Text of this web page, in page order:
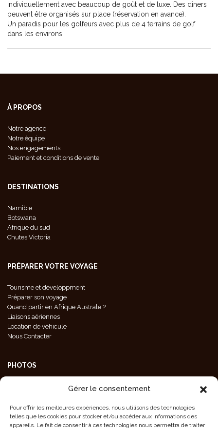
Gérer le consentement
Pour offrir les meilleures expériences, nous utilisons des technologies
telles que les cookies pour stocker et/ou accéder aux informations des
appareils. Le fait de consentir à ces technologies nous permettra de traiter
individuellement avec beaucoup de goût et de luxe. Des dîners
peuvent être organisés sur place (réservation en avance).
Un paradis pour les golfeurs avec plus de 4 terrains de golf
dans les environs.
À PROPOS
Notre agence
Notre équipe
Nos engagements
Paiement et conditions de vente
DESTINATIONS
Namibie
Botswana
Afrique du sud
Chutes Victoria
PRÉPARER VOTRE VOYAGE
Tourisme et développment
Préparer son voyage
Quand partir en Afrique Australe ?
Liaisons aériennes
Location de véhicule
Nous Contacter
PHOTOS
Photos Paysages
Photos Population
Crédit Photos